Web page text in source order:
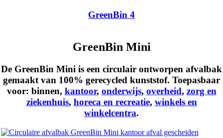
GreenBin 4
GreenBin Mini
De GreenBin Mini is een circulair ontworpen afvalbak
gemaakt van 100% gerecycled kunststof. Toepasbaar
voor: binnen, kantoor, onderwijs, overheid, zorg en
ziekenhuis, horeca en recreatie, winkels en
winkelcentra.